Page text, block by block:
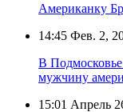
Американку
14:45 Фев. 2,
В
мужчину
15:01 Апрель